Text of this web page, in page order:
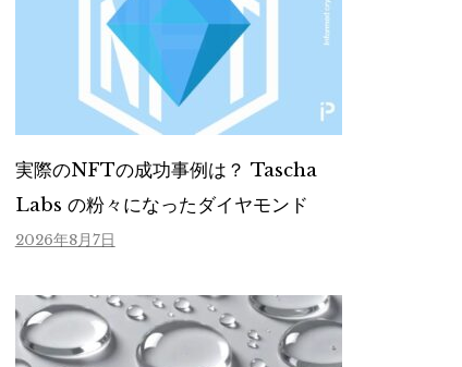
実際のNFTの成功事例は？ Tascha
Labs の粉々になったダイヤモンド
2026年8月7日